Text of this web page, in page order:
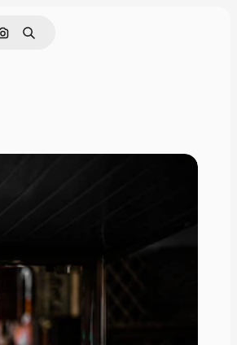
Cerca per immagine
Ricerca